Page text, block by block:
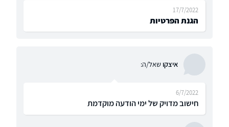
הגנת הפרטיות
17/7/2022
איצקושאל/ה:
חישוב מדויק של ימי הודעה מוקדמת
6/7/2022